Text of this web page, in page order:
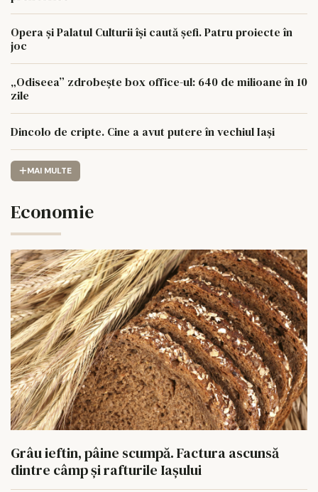
Opera și Palatul Culturii își caută șefi. Patru proiecte în
joc
„Odiseea” zdrobește box office-ul: 640 de milioane în 10
zile
Dincolo de cripte. Cine a avut putere în vechiul Iași
MAI MULTE
Economie
Grâu ieftin, pâine scumpă. Factura ascunsă
dintre câmp și rafturile Iașului